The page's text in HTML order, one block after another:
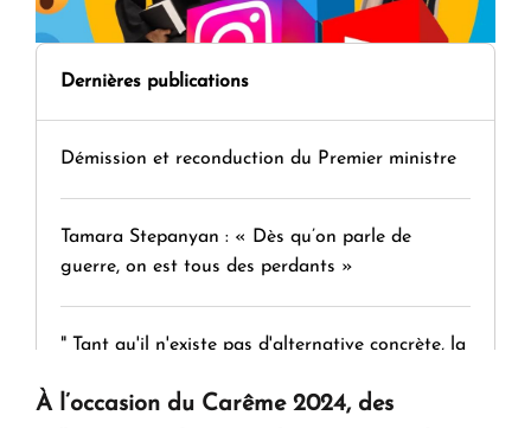
Dernières publications
Démission et reconduction du Premier ministre
Tamara Stepanyan : « Dès qu’on parle de
guerre, on est tous des perdants »
" Tant qu'il n'existe pas d'alternative concrète, la
À l’occasion du Carême 2024, des